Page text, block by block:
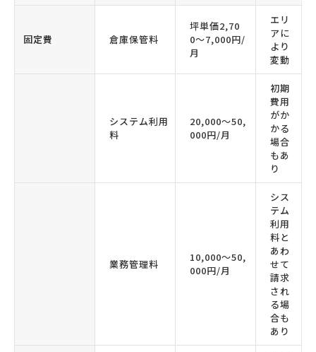
固定費 倉庫保管料
坪単価2,70
0〜7,000円/
月
エリ
アに
より
変動
システム利用
料
20,000〜50,
000円/月
初期
費用
がか
かる
場合
もあ
り
業務管理料
10,000〜50,
000円/月
シス
テム
利用
料と
あわ
せて
請求
され
る場
合も
あり